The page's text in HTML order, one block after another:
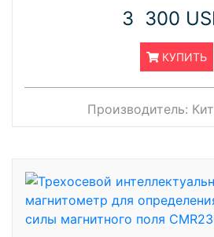
3 300
КУПИТЬ
Производитель: